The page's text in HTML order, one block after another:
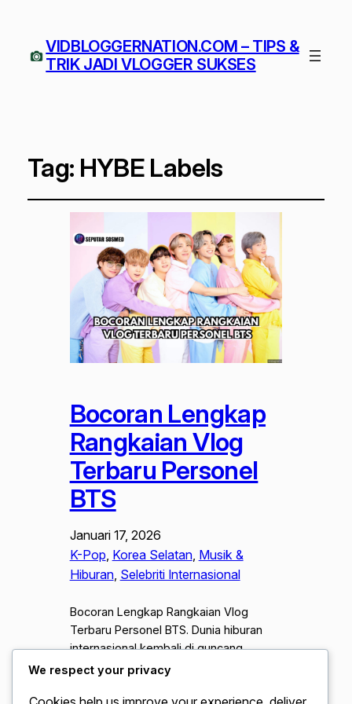
VIDBLOGGERNATION.COM – TIPS &
TRIK JADI VLOGGER SUKSES
Tag: HYBE Labels
Bocoran Lengkap
Rangkaian Vlog
Terbaru Personel
BTS
Januari 17, 2026
K-Pop, Korea Selatan, Musik &
Hiburan, Selebriti Internasional
Bocoran Lengkap Rangkaian Vlog
Terbaru Personel BTS. Dunia hiburan
internasional kembali di guncang
dengan kabar gembira bagi para ARMY
We respect your privacy